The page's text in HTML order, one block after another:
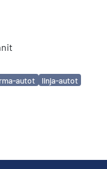
autot
linja-autot